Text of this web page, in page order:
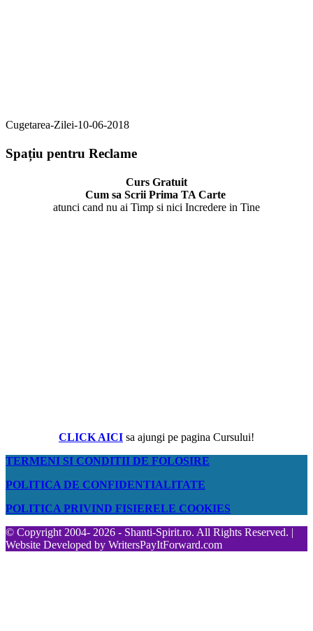
Cugetarea-Zilei-10-06-2018
Spațiu pentru Reclame
Curs Gratuit
Cum sa Scrii Prima TA Carte
atunci cand nu ai Timp si nici Incredere in Tine
CLICK AICI sa ajungi pe pagina Cursului!
TERMENI SI CONDITII DE FOLOSIRE
POLITICA DE CONFIDENTIALITATE
POLITICA PRIVIND FISIERELE COOKIES
© Copyright 2004- 2026 - Shanti-Spirit.ro. All Rights Reserved. |
Website Developed by WritersPayItForward.com